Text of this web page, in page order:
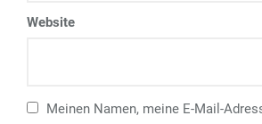
Website
Meinen Namen, meine E-Mail-